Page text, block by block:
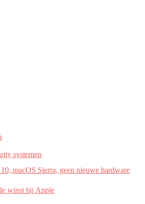
systemen
macOS Sierra, geen nieuwe hardware
winst bij Apple